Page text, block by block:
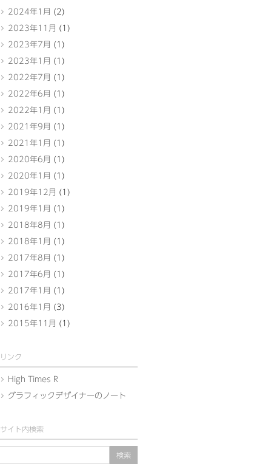
2024年1月 (2)
2023年11月 (1)
2023年7月 (1)
2023年1月 (1)
2022年7月 (1)
2022年6月 (1)
2022年1月 (1)
2021年9月 (1)
2021年1月 (1)
2020年6月 (1)
2020年1月 (1)
2019年12月 (1)
2019年1月 (1)
2018年8月 (1)
2018年1月 (1)
2017年8月 (1)
2017年6月 (1)
2017年1月 (1)
2016年1月 (3)
2015年11月 (1)
リンク
High Times R
グラフィックデザイナーのノート
サイト内検索